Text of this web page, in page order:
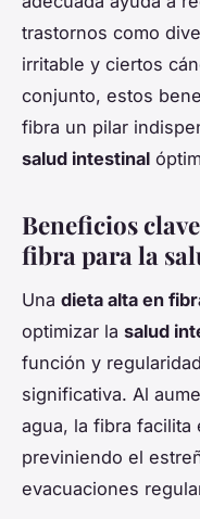
trastornos como
irritable y ciertos
conjunto, estos
fibra un pilar
salud intestinal
Beneficios
fibra para la
Una dieta alta en
optimizar la salud
función y
significativa. Al
agua, la fibra facilita
previniendo el
evacuaciones